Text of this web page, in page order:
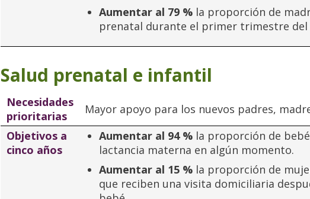
Aumentar al 79 % la proporción de
prenatal durante el primer trimestre del
Salud prenatal e infantil
Necesidades
prioritarias
Mayor apoyo para los nuevos padres,
Objetivos a
cinco años
Aumentar al 94 % la proporción de
lactancia materna en algún momento.
Aumentar al 15 % la proporción de
que reciben una visita domiciliaria